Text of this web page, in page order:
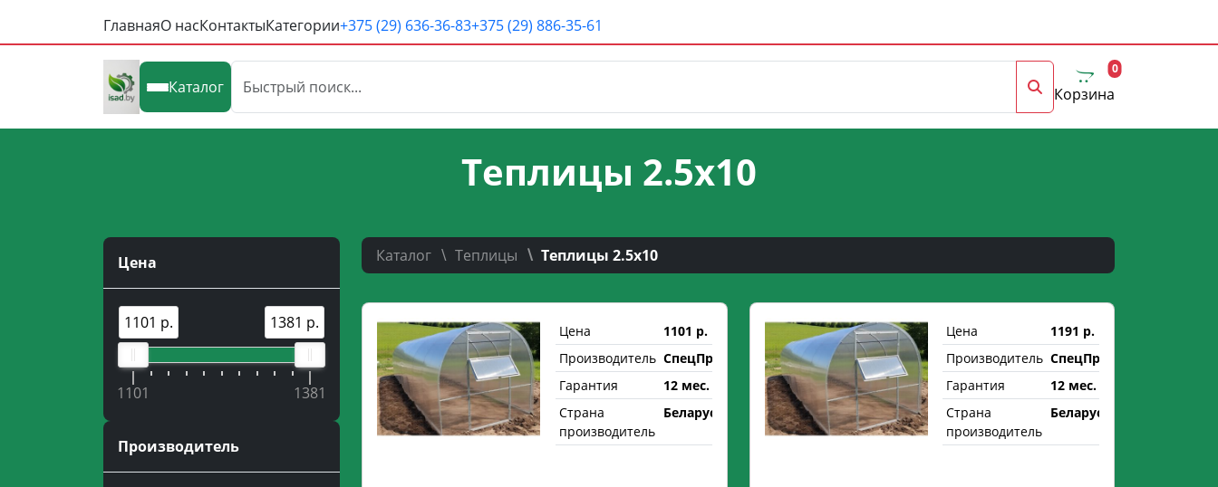
ГлавнаяО насКонтактыКатегории+375 (29) 636-36-83+375 (29) 886-35-61
Каталог Корзина
0
Теплицы 2.5х10
Цена
1101 р. 1381 р.
1101 1381
Производитель
Каталог Теплицы Теплицы 2.5х10
Цена
1101 р.
Производитель СпецПрофРесурс
Гарантия
12 мес.
Страна
производитель
Беларусь
Цена
1191 р.
Производитель СпецПрофРесурс
Гарантия
12 мес.
Страна
производитель
Беларусь